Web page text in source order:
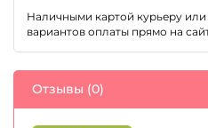
Наличными картой курьеру или
вариантов оплаты прямо на
Отзывы (0)